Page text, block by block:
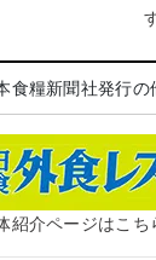
食糧新聞社発行の
紹介ページはこち